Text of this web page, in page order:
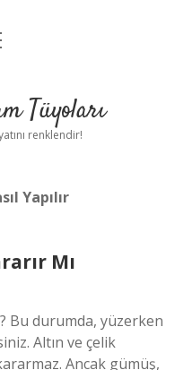
Tüyoları
renklendir!
Yapılır
Mı
Bu durumda, yüzerken
Altın ve çelik
Ancak gümüş,